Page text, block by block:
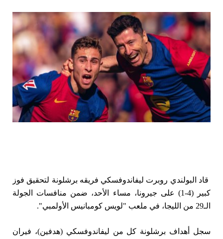
قاد البولندي روبرت ليفاندوفسكي فريقه برشلونة لتحقيق فوز
كبير (4-1) على جيرونا، مساء الأحد، ضمن منافسات الجولة
الـ29 من الليجا، في ملعب "لويس كومبانيس الأولمبي".
سجل أهداف برشلونة كل من ليفاندوفسكي (هدفين)، فيران